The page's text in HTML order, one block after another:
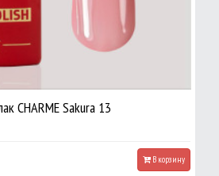
CHARME Sakura 13
В корзину